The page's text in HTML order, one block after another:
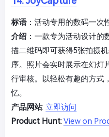
标语：活动专用的数码一次
介绍 ：一款专为活动设计
描二维码即可获得5张拍摄
序。照片会实时展示在幻灯
行审核。以轻松有趣的方式
忆。
产品网站: 立即访问
Product Hunt: View on